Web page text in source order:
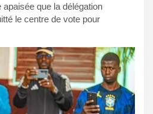
apaisée que la délégation
le centre de vote pour